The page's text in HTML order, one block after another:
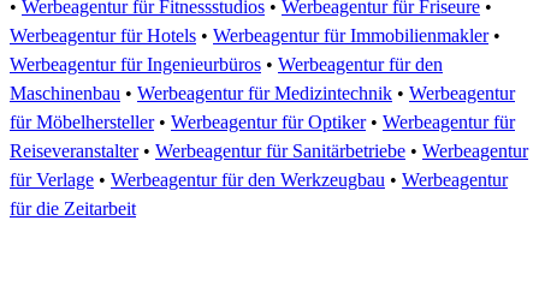
• Werbeagentur für Fitnessstudios • Werbeagentur für Friseure •
Werbeagentur für Hotels • Werbeagentur für Immobilienmakler•
Werbeagentur für Ingenieurbüros • Werbeagentur für den
Maschinenbau • Werbeagentur für Medizintechnik • Werbeagentur
für Möbelhersteller• Werbeagentur für Optiker• Werbeagentur für
Reiseveranstalter• Werbeagentur für Sanitärbetriebe • Werbeagentur
für Verlage • Werbeagentur für den Werkzeugbau • Werbeagentur
für die Zeitarbeit